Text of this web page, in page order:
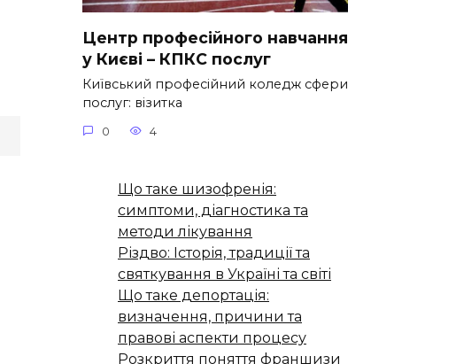
Центр професійного навчання
у Києві – КПКС послуг
Київський професійний коледж сфери
послуг: візитка
0 4
Що таке шизофренія:
симптоми, діагностика та
методи лікування
Різдво: Історія, традиції та
святкування в Україні та світі
Що таке депортація:
визначення, причини та
правові аспекти процесу
Розкриття поняття франшизи